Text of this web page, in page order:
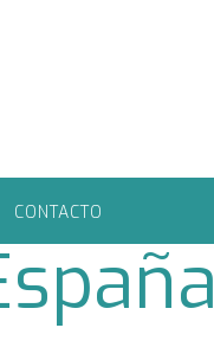
CONTACTO